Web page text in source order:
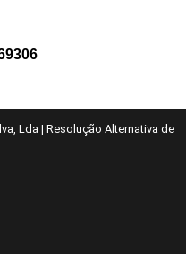
Lda| Resolução Alternativa de